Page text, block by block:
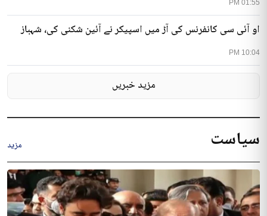
01:55 PM
10:04 PM
او آئی سی کانفرنس کی آڑ میں اسپیکر نے آئین شکنی کی، شہباز
مزید خبریں
سیاست مزید